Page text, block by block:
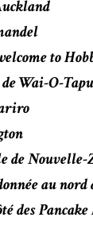
to
Wai-O-Tapu
de Nouvelle-
au nord
des Pancake